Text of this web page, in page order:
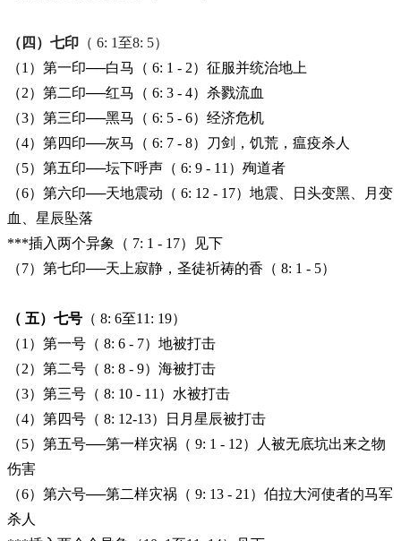
（四）七印 （ 6: 1至8: 5）
（1）第一印──白马（ 6: 1 - 2）征服并统治地上
（2）第二印──红马（ 6: 3 - 4）杀戮流血
（3）第三印──黑马（ 6: 5 - 6）经济危机
（4）第四印──灰马（ 6: 7 - 8）刀剑，饥荒，瘟疫杀人
（5）第五印──坛下呼声（ 6: 9 - 11）殉道者
（6）第六印──天地震动（ 6: 12 - 17）地震、日头变黑、月变
血、星辰坠落
***插入两个异象（ 7: 1 - 17）见下
（7）第七印──天上寂静，圣徒祈祷的香（ 8: 1 - 5）
（ 五）七号 （ 8: 6至11: 19）
（1）第一号（ 8: 6 - 7）地被打击
（2）第二号（ 8: 8 - 9）海被打击
（3）第三号（ 8: 10 - 11）水被打击
（4）第四号（ 8: 12-13）日月星辰被打击
（5）第五号──第一样灾祸（ 9: 1 - 12）人被无底坑出来之物
伤害
（6）第六号──第二样灾祸（ 9: 13 - 21）伯拉大河使者的马军
杀人